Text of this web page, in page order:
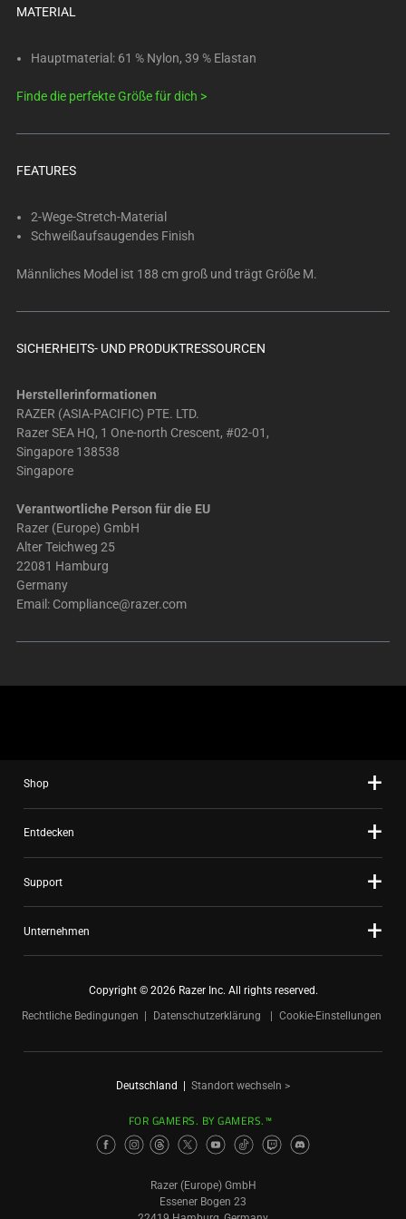
below.
the
buttons
change
main
image
above.
MATERIAL
Hauptmaterial: 61 % Nylon, 39 % Elastan
Finde die perfekte Größe für dich >
FEATURES
2-Wege-Stretch-Material
Schweißaufsaugendes Finish
Männliches Model ist 188 cm groß und trägt Größe M.
SICHERHEITS- UND PRODUKTRESSOURCEN
Herstellerinformationen
RAZER (ASIA-PACIFIC) PTE. LTD.
Razer SEA HQ, 1 One-north Crescent, #02-01,
Singapore 138538
Singapore
Verantwortliche Person für die EU
Razer (Europe) GmbH
Alter Teichweg 25
22081 Hamburg
Germany
Email: Compliance@razer.com
Shop
Entdecken
Support
Unternehmen
Copyright © 2026 Razer Inc. All rights reserved.
Rechtliche Bedingungen
Datenschutzerklärung Cookie-Einstellungen
Deutschland Standort wechseln >
FOR GAMERS. BY GAMERS.™
Razer (Europe) GmbH
Essener Bogen 23